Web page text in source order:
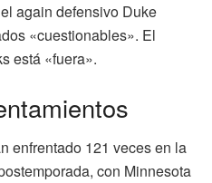
again defensivo Duke
«cuestionables». El
está «fuera».
enfrentado 121 veces en la
con Minnesota